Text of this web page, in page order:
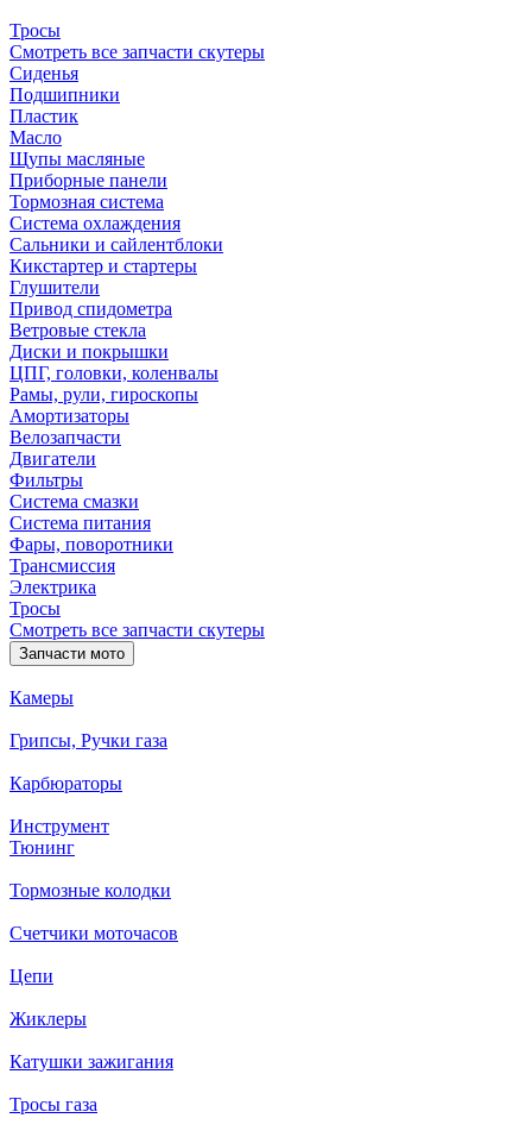
Тросы
Смотреть все запчасти скутеры
Сиденья
Подшипники
Пластик
Масло
Щупы масляные
Приборные панели
Тормозная система
Система охлаждения
Сальники и сайлентблоки
Кикстартер и стартеры
Глушители
Привод спидометра
Ветровые стекла
Диски и покрышки
ЦПГ, головки, коленвалы
Рамы, рули, гироскопы
Амортизаторы
Велозапчасти
Двигатели
Фильтры
Система смазки
Система питания
Фары, поворотники
Трансмиссия
Электрика
Тросы
Смотреть все запчасти скутеры
Запчасти мото
Камеры
Грипсы, Ручки газа
Карбюраторы
Инструмент
Тюнинг
Тормозные колодки
Счетчики моточасов
Цепи
Жиклеры
Катушки зажигания
Тросы газа